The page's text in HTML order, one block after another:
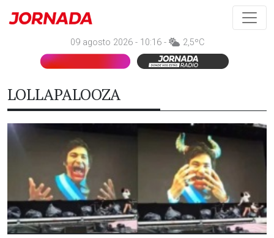
09 agosto 2026 - 10:16 - 2,5ºC
LOLLAPALOOZA